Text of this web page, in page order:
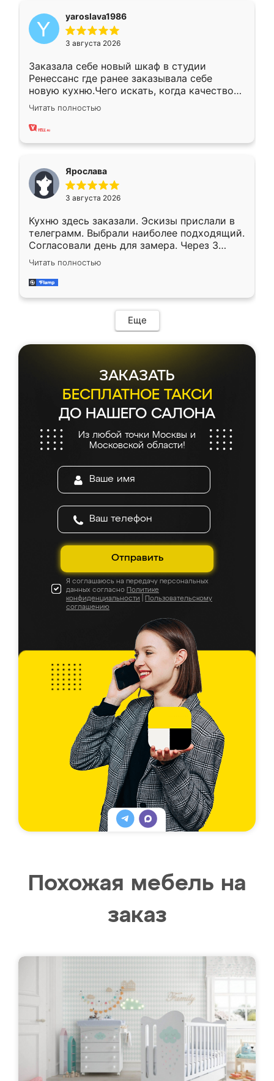
yaroslava1986
3 августа 2026
Заказала себе новый шкаф в студии
Ренессанс где ранее заказывала себе
новую кухню.Чего искать, когда качеством
вполне довольна. Служит кухня уже почти
два года, нареканий нет.
Читать полностью
Ярослава
3 августа 2026
Кухню здесь заказали. Эскизы прислали в
телеграмм. Выбрали наиболее подходящий.
Согласовали день для замера. Через 3
недели кухня была уже готова. Остались
довольны работой. Спасибо Ренессанс
мебель за качественную работу!
Читать полностью
Еще
ЗАКАЗАТЬ
БЕСПЛАТНОЕ ТАКСИ
ДО НАШЕГО САЛОНА
Из любой точки Москвы и
Московской области!
Отправить
Я соглашаюсь на передачу персональных
данных согласно Политике
конфиденциальности
Пользовательскому
соглашению
Похожая мебель на
заказ